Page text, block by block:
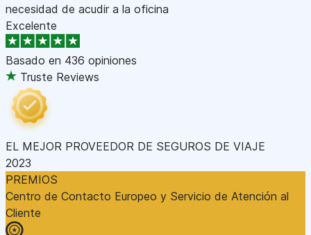
necesidad de acudir a la oficina
Excelente
Basado en 436 opiniones
Truste Reviews
EL MEJOR PROVEEDOR DE SEGUROS DE VIAJE
2023
PREMIOS
Centro de Contacto Europeo y Servicio de Atención al
Cliente